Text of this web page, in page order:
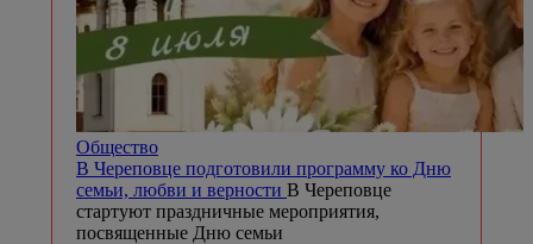
Общество
В Череповце подготовили программу ко Дню
семьи, любви и верности В Череповце
стартуют праздничные мероприятия,
посвященные Дню семьи